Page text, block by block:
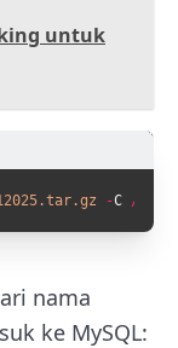
untuk
-C /
nama
ke MySQL: